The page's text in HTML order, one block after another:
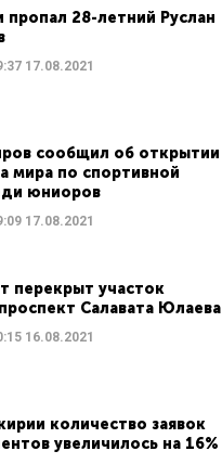
пропал 28-летний Руслан
17.08.2021
сообщил об открытии
мира по спортивной
юниоров
17.08.2021
перекрыт участок
Салавата Юлаева
16.08.2021
количество заявок
увеличилось на 16%